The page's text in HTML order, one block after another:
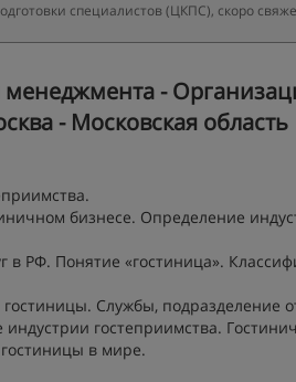
специалистов (ЦКПС), скоро
-
- Московская область
бизнесе. Определение
в РФ. Понятие «гостиница».
гостиницы. Службы, подразделение
гостеприимства.
в мире.